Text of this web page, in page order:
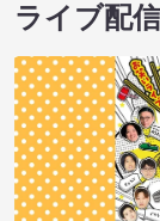
ライブ配